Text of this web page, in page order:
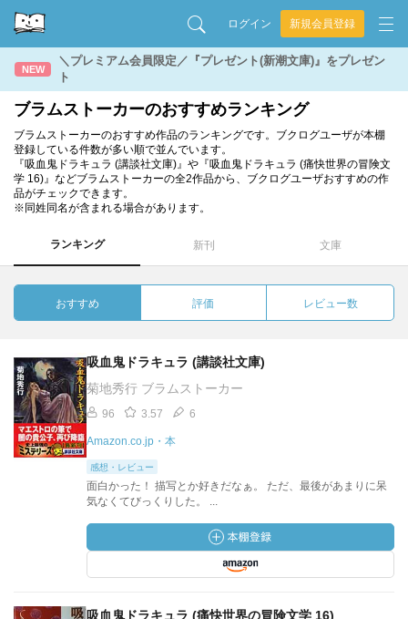
ログイン 新規会員登録
NEW
＼プレミアム会員限定／『プレゼント(新潮文庫)』をプレゼン
ト
ブラムストーカーのおすすめランキング
ブラムストーカーのおすすめ作品のランキングです。ブクログユーザが本棚
登録している件数が多い順で並んでいます。
『吸血鬼ドラキュラ (講談社文庫)』や『吸血鬼ドラキュラ (痛快世界の冒険文
学 16)』などブラムストーカーの全2作品から、ブクログユーザおすすめの作
品がチェックできます。
※同姓同名が含まれる場合があります。
ランキング 新刊 文庫
おすすめ 評価 レビュー数
吸血鬼ドラキュラ (講談社文庫)
菊地秀行 ブラムストーカー
96 3.57 6
Amazon.co.jp・本
感想・レビュー
面白かった！ 描写とか好きだなぁ。 ただ、最後があまりに呆
気なくてびっくりした。 ...
吸血鬼ドラキュラ (痛快世界の冒険文学 16)